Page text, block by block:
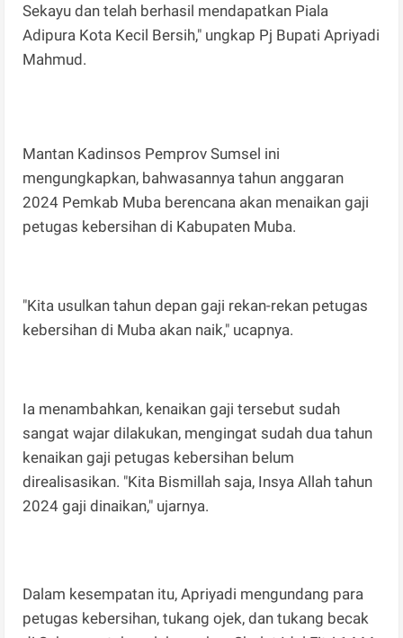
Sekayu dan telah berhasil mendapatkan Piala
Adipura Kota Kecil Bersih," ungkap Pj Bupati Apriyadi
Mahmud.
Mantan Kadinsos Pemprov Sumsel ini
mengungkapkan, bahwasannya tahun anggaran
2024 Pemkab Muba berencana akan menaikan gaji
petugas kebersihan di Kabupaten Muba.
"Kita usulkan tahun depan gaji rekan-rekan petugas
kebersihan di Muba akan naik," ucapnya.
Ia menambahkan, kenaikan gaji tersebut sudah
sangat wajar dilakukan, mengingat sudah dua tahun
kenaikan gaji petugas kebersihan belum
direalisasikan. "Kita Bismillah saja, Insya Allah tahun
2024 gaji dinaikan," ujarnya.
Dalam kesempatan itu, Apriyadi mengundang para
petugas kebersihan, tukang ojek, dan tukang becak